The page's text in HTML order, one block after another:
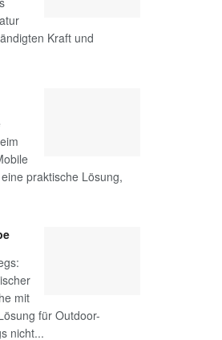
Kraft und
praktische Lösung,
mit
für Outdoor-
nicht...